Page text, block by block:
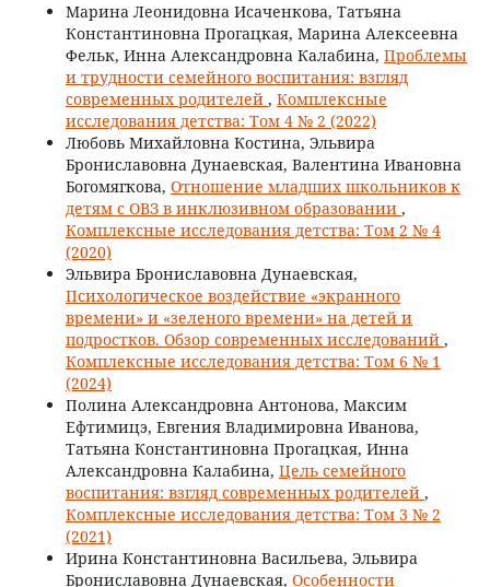
Марина Леонидовна Исаченкова, Татьяна
Константиновна Прогацкая, Марина Алексеевна
Фельк, Инна Александровна Калабина, Проблемы
и трудности семейного воспитания: взгляд
современных родителей , Комплексные
исследования детства: Том 4 № 2 (2022)
Любовь Михайловна Костина, Эльвира
Брониславовна Дунаевская, Валентина Ивановна
Богомягкова, Отношение младших школьников к
детям с ОВЗ в инклюзивном образовании ,
Комплексные исследования детства: Том 2 № 4
(2020)
Эльвира Брониславовна Дунаевская,
Психологическое воздействие «экранного
времени» и «зеленого времени» на детей и
подростков. Обзор современных исследований ,
Комплексные исследования детства: Том 6 № 1
(2024)
Полина Александровна Антонова, Максим
Ефтимицэ, Евгения Владимировна Иванова,
Татьяна Константиновна Прогацкая, Инна
Александровна Калабина, Цель семейного
воспитания: взгляд современных родителей ,
Комплексные исследования детства: Том 3 № 2
(2021)
Ирина Константиновна Васильева, Эльвира
Брониславовна Дунаевская, Особенности